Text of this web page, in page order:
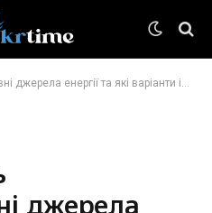
енергії та які варіанти існують?
джерела